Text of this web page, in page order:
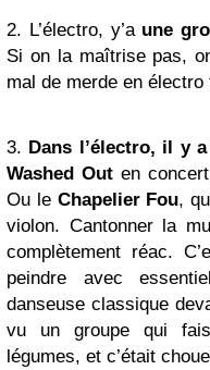
2. L’électro, y’a une
Si on la maîtrise pas,
mal de merde en électro
3. Dans l’électro, il y
Washed Out en
Ou leChapelier Fou,
violon. Cantonner la
complètement réac.
peindre avec
danseuse classique
vu un groupe qui
légumes, et c’était